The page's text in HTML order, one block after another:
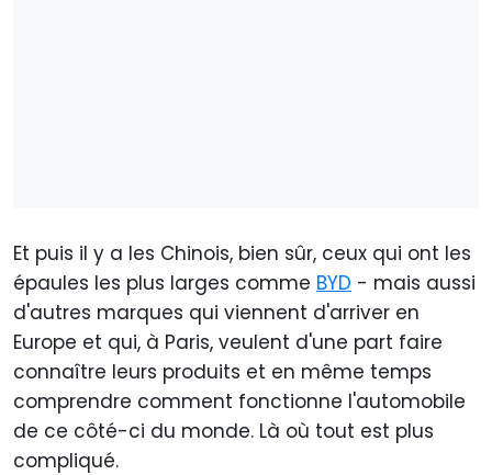
Et puis il y a les Chinois, bien sûr, ceux qui ont les
épaules les plus larges comme BYD - mais aussi
d'autres marques qui viennent d'arriver en
Europe et qui, à Paris, veulent d'une part faire
connaître leurs produits et en même temps
comprendre comment fonctionne l'automobile
de ce côté-ci du monde. Là où tout est plus
compliqué.